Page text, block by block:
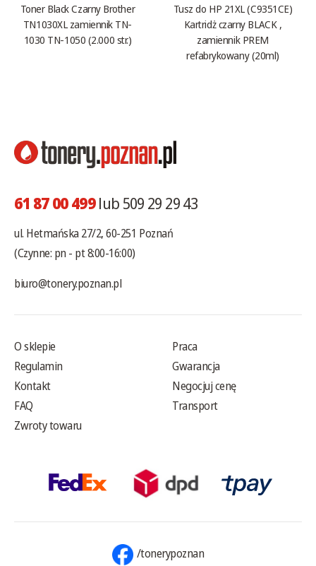
Toner Black Czarny Brother
TN1030XL zamiennik TN-
1030 TN-1050 (2.000 str.)
Tusz do HP 21XL (C9351CE)
Kartridż czarny BLACK ,
zamiennik PREM
refabrykowany (20ml)
61 87 00 499lub 509 29 29 43
ul. Hetmańska 27/2, 60-251 Poznań
(Czynne: pn - pt 8:00-16:00)
biuro@tonery.poznan.pl
O sklepie
Regulamin
Kontakt
FAQ
Zwroty towaru
Praca
Gwarancja
Negocjuj cenę
Transport
/tonerypoznan